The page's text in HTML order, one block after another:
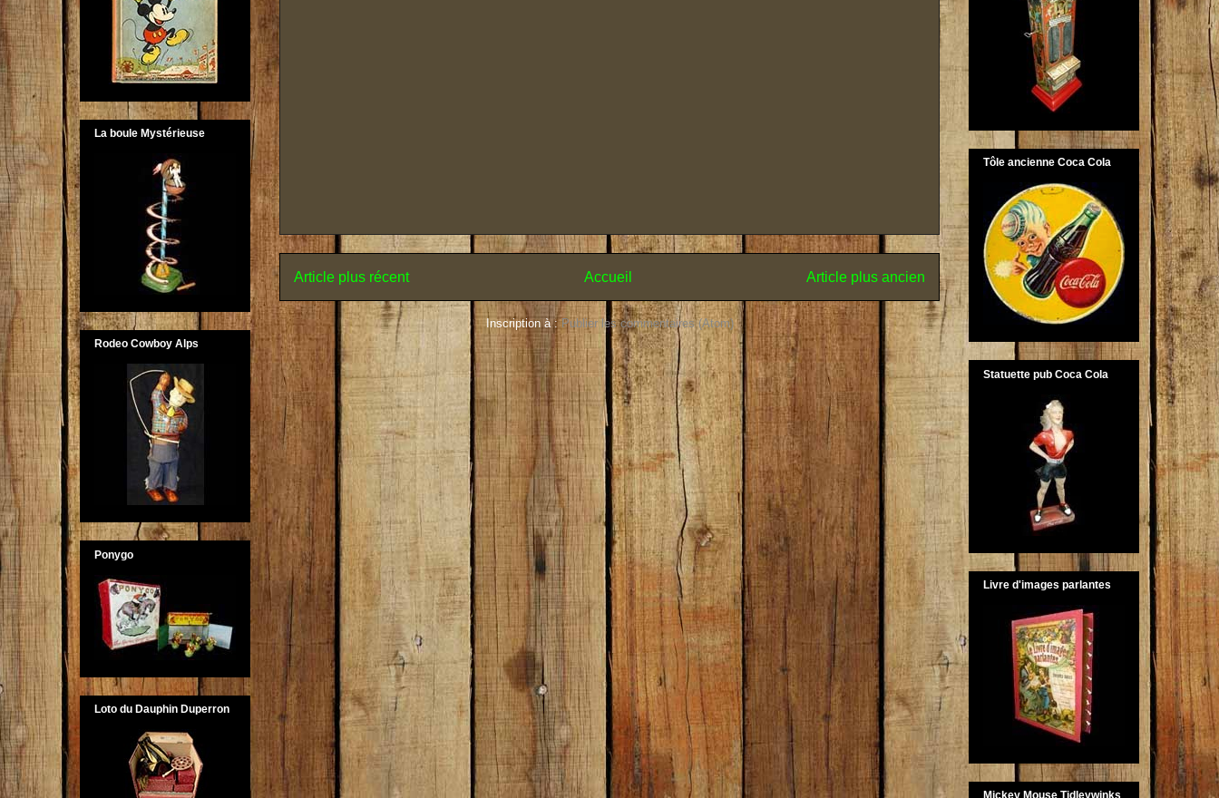
Article plus récent Article plus ancien
Accueil
Inscription à :Publier les commentaires (Atom)
La boule Mystérieuse
Rodeo Cowboy Alps
Ponygo
Loto du Dauphin Duperron
Tôle ancienne Coca Cola
Statuette pub Coca Cola
Livre d'images parlantes
Mickey Mouse Tidleywinks